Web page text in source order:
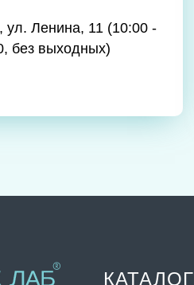
ул. Ленина, 11 (10:00 -
без выходных)
КАТАЛОГ